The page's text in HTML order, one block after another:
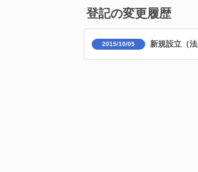
登記の変更履歴
2015/10/05 新規設立（法